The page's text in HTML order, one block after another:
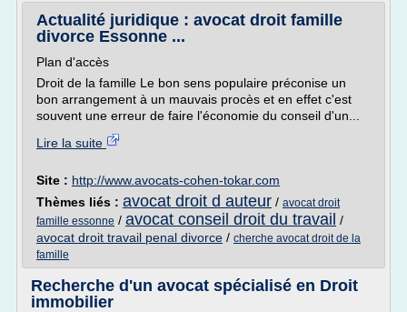
Actualité juridique : avocat droit famille
divorce Essonne ...
Plan d'accès
Droit de la famille Le bon sens populaire préconise un
bon arrangement à un mauvais procès et en effet c'est
souvent une erreur de faire l'économie du conseil d'un...
Lire la suite
Site : http://www.avocats-cohen-tokar.com
Thèmes liés : avocat droit d auteur / avocat droit
famille essonne / avocat conseil droit du travail /
avocat droit travail penal divorce / cherche avocat droit de la
famille
Recherche d'un avocat spécialisé en Droit
immobilier